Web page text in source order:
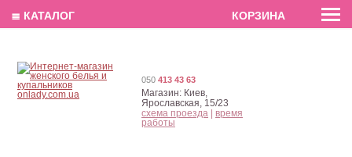
EN РУС
050 413 43 63
Магазин: Киев,
Ярославская, 15/23
схема проезда
время
работы
≣ КАТАЛОГ КОРЗИНА